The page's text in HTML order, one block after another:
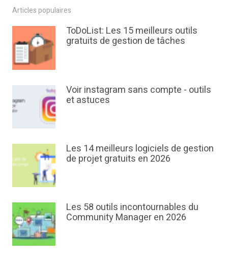
Articles populaires
ToDoList: Les 15 meilleurs outils
gratuits de gestion de tâches
Voir instagram sans compte - outils
et astuces
Les 14 meilleurs logiciels de gestion
de projet gratuits en 2026
Les 58 outils incontournables du
Community Manager en 2026